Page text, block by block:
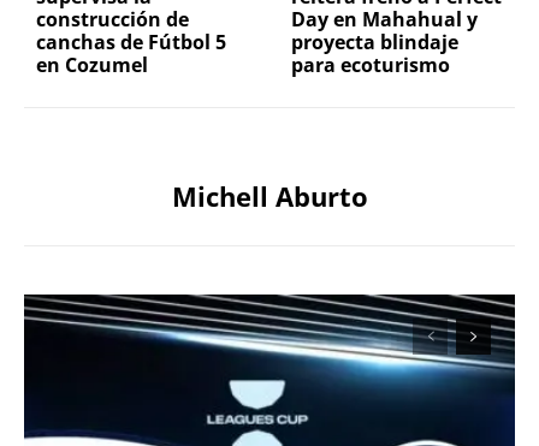
construcción de
canchas de Fútbol 5
en Cozumel
Day en Mahahual y
proyecta blindaje
para ecoturismo
Michell Aburto